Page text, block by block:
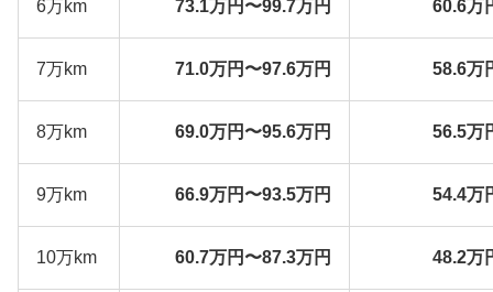
6万km 73.1万円〜99.7万円 60.6万
7万km 71.0万円〜97.6万円 58.6万
8万km 69.0万円〜95.6万円 56.5万
9万km 66.9万円〜93.5万円 54.4万
10万km 60.7万円〜87.3万円 48.2万